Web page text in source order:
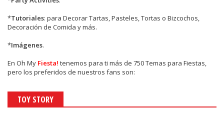
*Tutoriales: para Decorar Tartas, Pasteles, Tortas o Bizcochos,
Decoración de Comida y más.
*Imágenes.
En Oh My Fiesta! tenemos para ti más de 750 Temas para Fiestas,
pero los preferidos de nuestros fans son:
TOY STORY